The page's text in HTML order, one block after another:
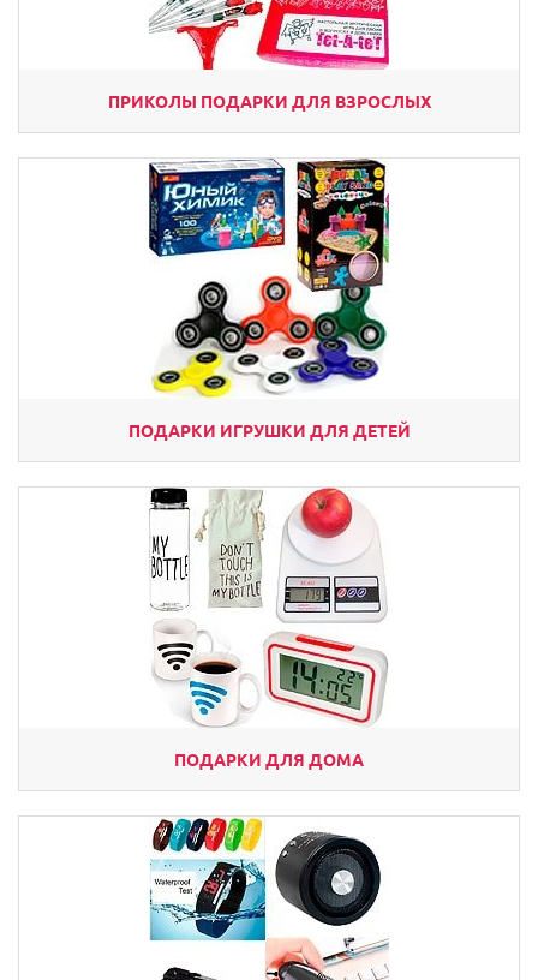
ПРИКОЛЫ ПОДАРКИ ДЛЯ ВЗРОСЛЫХ
ПОДАРКИ ИГРУШКИ ДЛЯ ДЕТЕЙ
ПОДАРКИ ДЛЯ ДОМА